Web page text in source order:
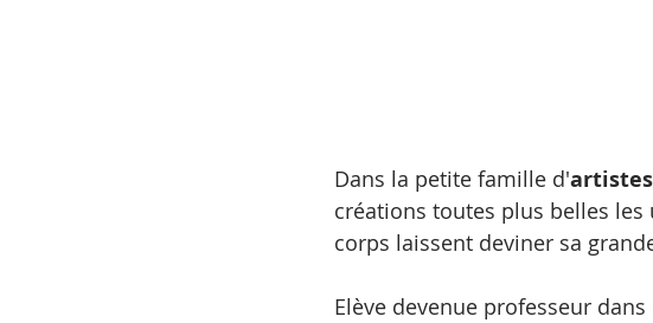
Dans la petite famille d'
créations toutes plus belles les
corps laissent deviner sa
Elève devenue professeur